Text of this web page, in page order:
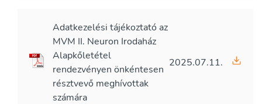
Adatkezelési tájékoztató az
MVM II. Neuron Irodaház
Alapkőletétel
rendezvényen önkéntesen
résztvevő meghívottak
számára
2025.07.11.